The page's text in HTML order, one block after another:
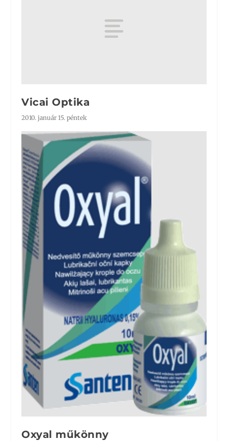
Vicai Optika
2010. január 15. péntek
Oxyal műkönny